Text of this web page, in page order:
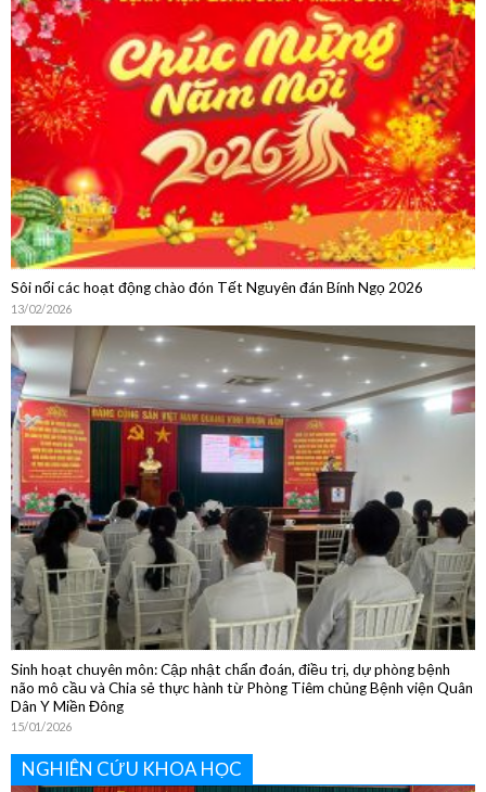
Bệnh viện Quân Dân Y Miền Đông: Sôi nổi Giải Pickleball chào mừng
Ngày Thầy thuốc Việt Nam và Ngày Quốc tế Phụ nữ
08/03/2026
Sôi nổi các hoạt động chào đón Tết Nguyên đán Bính Ngọ 2026
13/02/2026